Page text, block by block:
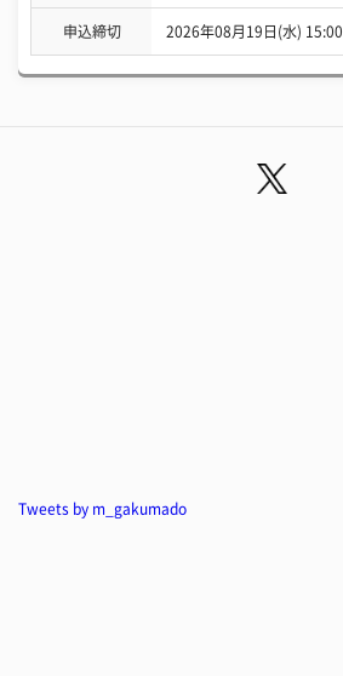
申込締切 2026年08月19日(水) 15:00
Tweets by m_gakumado